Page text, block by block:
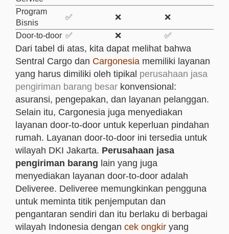
Program
Bisnis
✅ ❌ ❌
Door-to-door ✅ ❌ ✅
Dari tabel di atas, kita dapat melihat bahwa
Sentral Cargo dan Cargonesia memiliki layanan
yang harus dimiliki oleh tipikal perusahaan jasa
pengiriman barang besar konvensional:
asuransi, pengepakan, dan layanan pelanggan.
Selain itu, Cargonesia juga menyediakan
layanan door-to-door untuk keperluan pindahan
rumah. Layanan door-to-door ini tersedia untuk
wilayah DKI Jakarta. Perusahaan jasa
pengiriman barang lain yang juga
menyediakan layanan door-to-door adalah
Deliveree. Deliveree memungkinkan pengguna
untuk meminta titik penjemputan dan
pengantaran sendiri dan itu berlaku di berbagai
wilayah Indonesia dengan cek ongkir yang